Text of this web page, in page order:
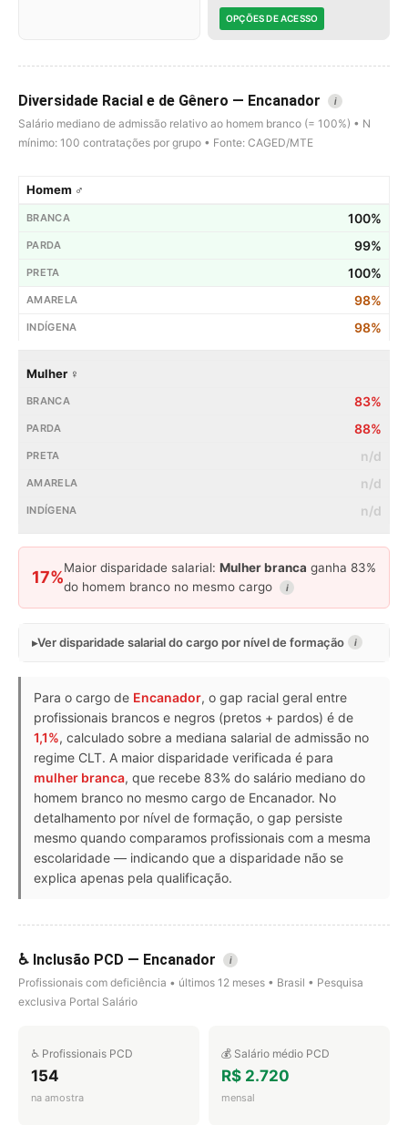
OPÇÕES DE ACESSO
Diversidade Racial e de Gênero — Encanador i
Salário mediano de admissão relativo ao homem branco (= 100%) • N
mínimo: 100 contratações por grupo • Fonte: CAGED/MTE
Homem ♂
100%
99%
100%
98%
98%
Mulher ♀
83%
88%
n/d
n/d
n/d
17%
Maior disparidade salarial: Mulher branca ganha 83%
do homem branco no mesmo cargo
i
Ver disparidade salarial do cargo por nível de formação i
Para o cargo de Encanador, o gap racial geral entre
profissionais brancos e negros (pretos + pardos) é de
1,1%, calculado sobre a mediana salarial de admissão no
regime CLT. A maior disparidade verificada é para
mulher branca, que recebe 83% do salário mediano do
homem branco no mesmo cargo de Encanador. No
detalhamento por nível de formação, o gap persiste
mesmo quando comparamos profissionais com a mesma
escolaridade — indicando que a disparidade não se
explica apenas pela qualificação.
♿ Inclusão PCD — Encanador i
Profissionais com deficiência • últimos 12 meses • Brasil • Pesquisa
exclusiva Portal Salário
♿ Profissionais PCD
154
na amostra
💰 Salário médio PCD
R$ 2.720
mensal